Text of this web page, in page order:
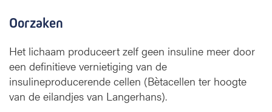
Oorzaken
Het lichaam produceert zelf geen insuline meer door
een definitieve vernietiging van de
insulineproducerende cellen (Bètacellen ter hoogte
van de eilandjes van Langerhans).